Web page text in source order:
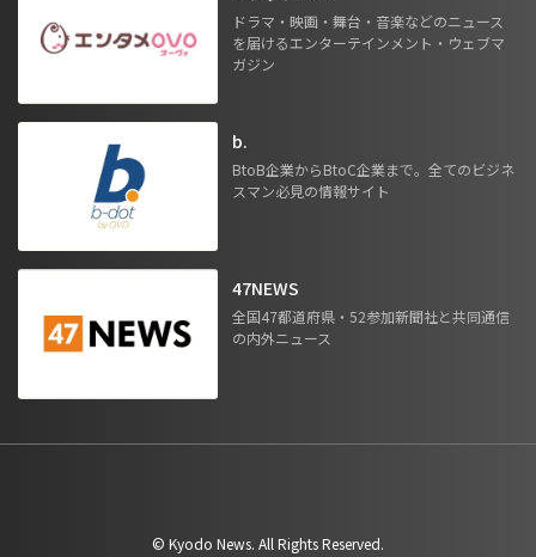
ドラマ・映画・舞台・音楽などのニュース
を届けるエンターテインメント・ウェブマ
ガジン
b.
BtoB企業からBtoC企業まで。全てのビジネ
スマン必見の情報サイト
47NEWS
全国47都道府県・52参加新聞社と共同通信
の内外ニュース
©︎ Kyodo News. All Rights Reserved.